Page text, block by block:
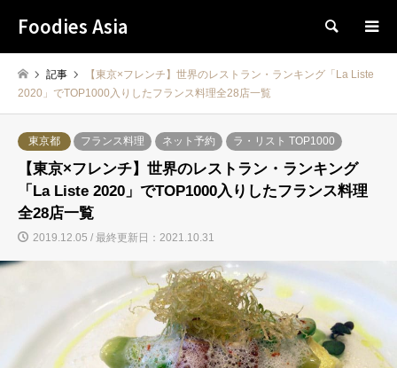
Foodies Asia 検索
記事
【東京×フレンチ】世界のレストラン・ランキング「La Liste
2020」でTOP1000入りしたフランス料理全28店一覧
東京都 フランス料理 ネット予約 ラ・リスト TOP1000
【東京×フレンチ】世界のレストラン・ランキング
「La Liste 2020」でTOP1000入りしたフランス料理
全28店一覧
2019.12.05 / 最終更新日：2021.10.31